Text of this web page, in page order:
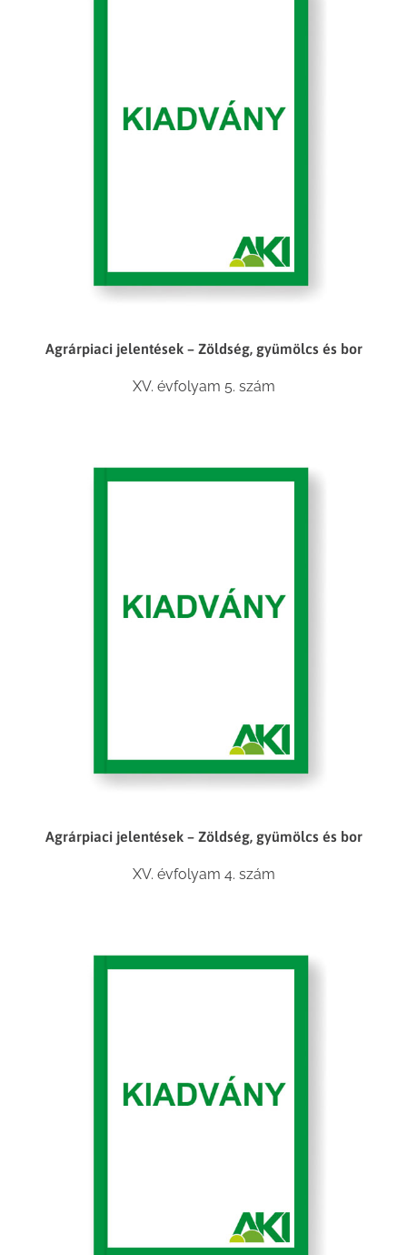
Agrárpiaci jelentések – Zöldség, gyümölcs és bor
XV. évfolyam 5. szám
Agrárpiaci jelentések – Zöldség, gyümölcs és bor
XV. évfolyam 4. szám